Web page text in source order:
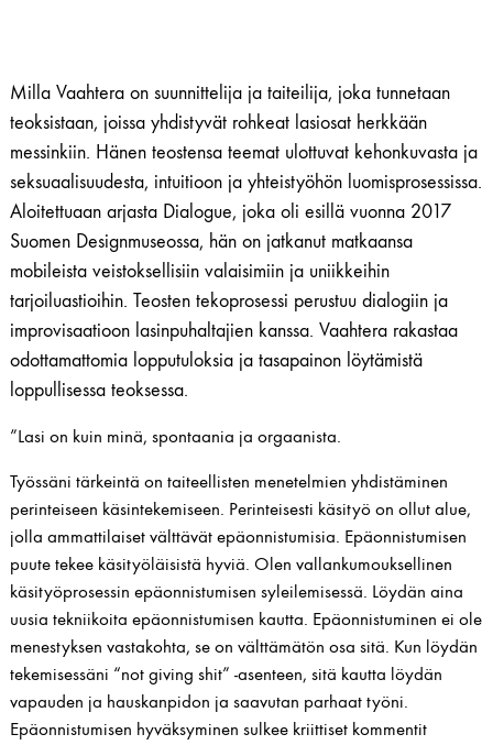
Milla Vaahtera on suunnittelija ja taiteilija, joka tunnetaan
teoksistaan, joissa yhdistyvät rohkeat lasiosat herkkään
messinkiin. Hänen teostensa teemat ulottuvat kehonkuvasta ja
seksuaalisuudesta, intuitioon ja yhteistyöhön luomisprosessissa.
Aloitettuaan arjasta Dialogue, joka oli esillä vuonna 2017
Suomen Designmuseossa, hän on jatkanut matkaansa
mobileista veistoksellisiin valaisimiin ja uniikkeihin
tarjoiluastioihin. Teosten tekoprosessi perustuu dialogiin ja
improvisaatioon lasinpuhaltajien kanssa. Vaahtera rakastaa
odottamattomia lopputuloksia ja tasapainon löytämistä
loppullisessa teoksessa.
”Lasi on kuin minä, spontaania ja orgaanista.
Työssäni tärkeintä on taiteellisten menetelmien yhdistäminen
perinteiseen käsintekemiseen. Perinteisesti käsityö on ollut alue,
jolla ammattilaiset välttävät epäonnistumisia. Epäonnistumisen
puute tekee käsityöläisistä hyviä. Olen vallankumouksellinen
käsityöprosessin epäonnistumisen syleilemisessä. Löydän aina
uusia tekniikoita epäonnistumisen kautta. Epäonnistuminen ei ole
menestyksen vastakohta, se on välttämätön osa sitä. Kun löydän
tekemisessäni “not giving shit” -asenteen, sitä kautta löydän
vapauden ja hauskanpidon ja saavutan parhaat työni.
Epäonnistumisen hyväksyminen sulkee kriittiset kommentit